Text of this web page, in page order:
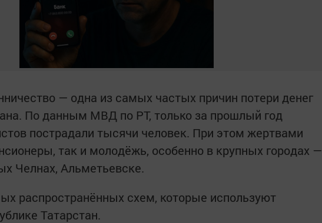
— одна из самых частых причин потери денег
По данным МВД по РТ, только за прошлый год
пострадали тысячи человек. При этом жертвами
так и молодёжь, особенно в крупных городах —
Челнах, Альметьевске.
распространённых схем, которые используют
Татарстан.